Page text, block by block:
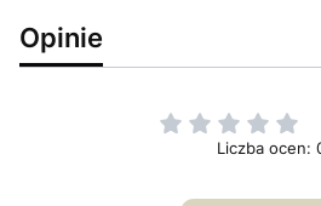
Opinie
Liczba ocen: